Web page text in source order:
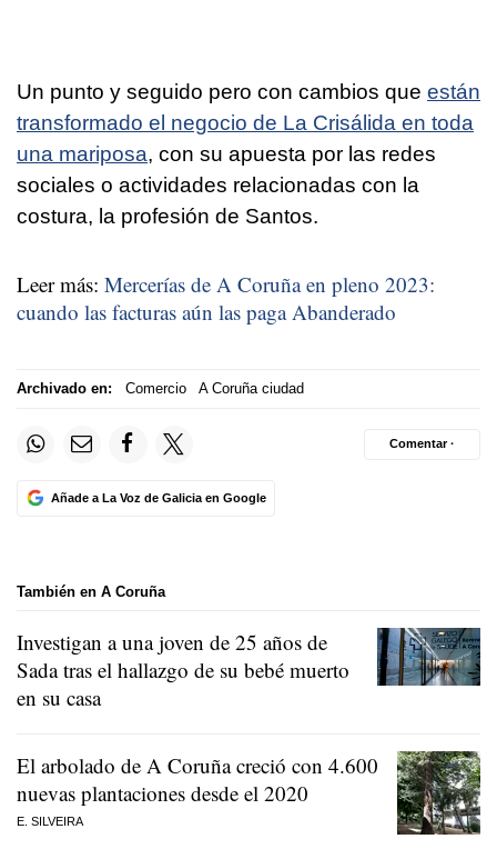
Un punto y seguido pero con cambios que están
transformado el negocio de La Crisálida en toda
una mariposa, con su apuesta por las redes
sociales o actividades relacionadas con la
costura, la profesión de Santos.
Leer más: Mercerías de A Coruña en pleno 2023:
cuando las facturas aún las paga Abanderado
Archivado en: Comercio A Coruña ciudad
Añade a La Voz de Galicia en Google
Comentar ·
También en A Coruña
Investigan a una joven de 25 años de
Sada tras el hallazgo de su bebé muerto
en su casa
El arbolado de A Coruña creció con 4.600
nuevas plantaciones desde el 2020
E. SILVEIRA